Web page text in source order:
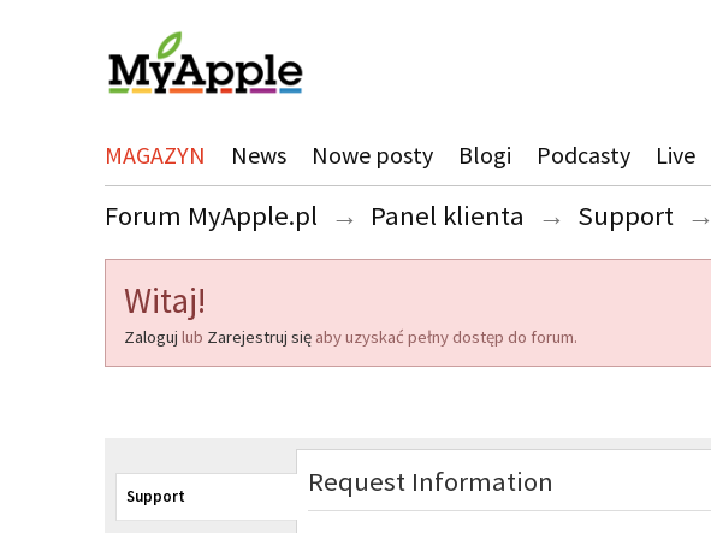
MAGAZYN News Nowe posty Blogi Podcasty Live
Forum MyApple.pl → Panel klienta → Support →
Witaj!
Zaloguj lub Zarejestruj się aby uzyskać pełny dostęp do forum.
Support Request Information